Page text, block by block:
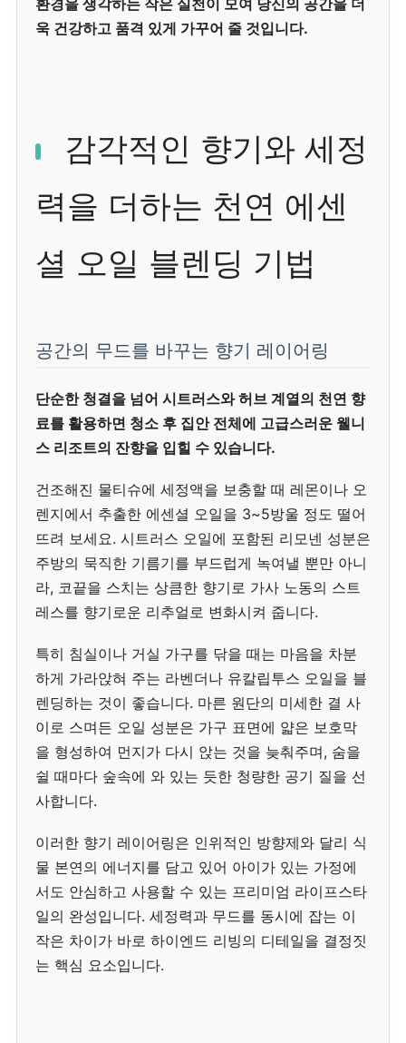
욱 건강하고 품격 있게 가꾸어 줄 것입니다.
감각적인 향기와 세정
력을 더하는 천연 에센
셜 오일 블렌딩 기법
공간의 무드를 바꾸는 향기 레이어링
단순한 청결을 넘어 시트러스와 허브 계열의 천연 향
료를 활용하면 청소 후 집안 전체에 고급스러운 웰니
스 리조트의 잔향을 입힐 수 있습니다.
건조해진 물티슈에 세정액을 보충할 때 레몬이나 오
렌지에서 추출한 에센셜 오일을 3~5방울 정도 떨어
뜨려 보세요. 시트러스 오일에 포함된 리모넨 성분은
주방의 묵직한 기름기를 부드럽게 녹여낼 뿐만 아니
라, 코끝을 스치는 상큼한 향기로 가사 노동의 스트
레스를 향기로운 리추얼로 변화시켜 줍니다.
특히 침실이나 거실 가구를 닦을 때는 마음을 차분
하게 가라앉혀 주는 라벤더나 유칼립투스 오일을 블
렌딩하는 것이 좋습니다. 마른 원단의 미세한 결 사
이로 스며든 오일 성분은 가구 표면에 얇은 보호막
을 형성하여 먼지가 다시 앉는 것을 늦춰주며, 숨을
쉴 때마다 숲속에 와 있는 듯한 청량한 공기 질을 선
사합니다.
이러한 향기 레이어링은 인위적인 방향제와 달리 식
물 본연의 에너지를 담고 있어 아이가 있는 가정에
서도 안심하고 사용할 수 있는 프리미엄 라이프스타
일의 완성입니다. 세정력과 무드를 동시에 잡는 이
작은 차이가 바로 하이엔드 리빙의 디테일을 결정짓
는 핵심 요소입니다.